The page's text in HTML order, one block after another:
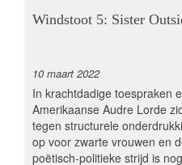
Windstoot 5: Sister
10 maart 2022
In krachtdadige toespraken
Amerikaanse Audre Lorde
tegen structurele
op voor zwarte vrouwen en
poëtisch-politieke strijd is